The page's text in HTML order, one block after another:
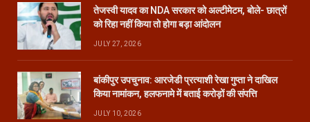
तेजस्वी यादव का NDA सरकार को अल्टीमेटम, बोले- छात्रों
को रिहा नहीं किया तो होगा बड़ा आंदोलन
JULY 27, 2026
बांकीपुर उपचुनाव: आरजेडी प्रत्याशी रेखा गुप्ता ने दाखिल
किया नामांकन, हलफनामे में बताई करोड़ों की संपत्ति
JULY 10, 2026